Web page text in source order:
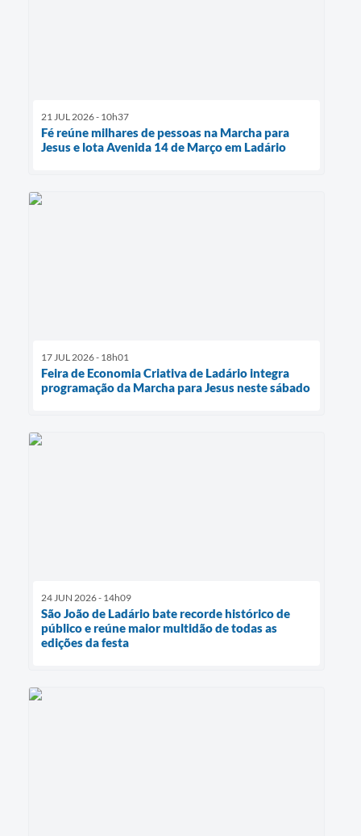
21 JUL 2026 - 10h37
Fé reúne milhares de pessoas na Marcha para
Jesus e lota Avenida 14 de Março em Ladário
17 JUL 2026 - 18h01
Feira de Economia Criativa de Ladário integra
programação da Marcha para Jesus neste sábado
24 JUN 2026 - 14h09
São João de Ladário bate recorde histórico de
público e reúne maior multidão de todas as
edições da festa